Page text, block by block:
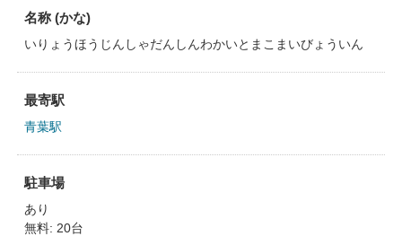
名称 (かな)
いりょうほうじんしゃだんしんわかいとまこまいびょういん
最寄駅
青葉駅
駐車場
あり
無料: 20台